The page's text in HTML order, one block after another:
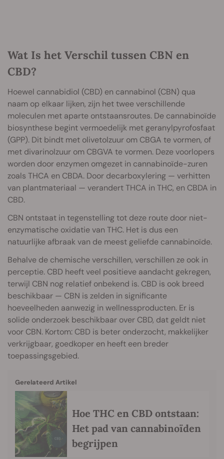
Wat Is het Verschil tussen CBN en
CBD?
Hoewel cannabidiol (CBD) en cannabinol (CBN) qua
naam op elkaar lijken, zijn het twee verschillende
moleculen met aparte ontstaansroutes. De cannabinoïde
biosynthese begint vermoedelijk met geranylpyrofosfaat
(GPP). Dit bindt met olivetolzuur om CBGA te vormen, of
met divarinolzuur om CBGVA te vormen. Deze voorlopers
worden door enzymen omgezet in cannabinoïde-zuren
zoals THCA en CBDA. Door decarboxylering — verhitten
van plantmateriaal — verandert THCA in THC, en CBDA in
CBD.
CBN ontstaat in tegenstelling tot deze route door niet-
enzymatische oxidatie van THC. Het is dus een
natuurlijke afbraak van de meest geliefde cannabinoïde.
Behalve de chemische verschillen, verschillen ze ook in
perceptie. CBD heeft veel positieve aandacht gekregen,
terwijl CBN nog relatief onbekend is. CBD is ook breed
beschikbaar — CBN is zelden in significante
hoeveelheden aanwezig in wellnessproducten. Er is
solide onderzoek beschikbaar over CBD, dat geldt niet
voor CBN. Kortom: CBD is beter onderzocht, makkelijker
verkrijgbaar, goedkoper en heeft een breder
toepassingsgebied.
Gerelateerd Artikel
Hoe THC en CBD ontstaan:
Het pad van cannabinoïden
begrijpen